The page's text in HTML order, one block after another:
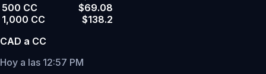
500 CC
$69.08
1,000 CC
$138.2
CAD a CC
Hoy a las 12:57 PM